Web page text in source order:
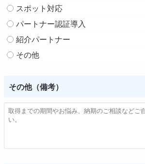
スポット対応
パートナー認証導入
紹介パートナー
その他
その他（備考）